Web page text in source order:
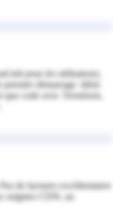
init pour les utilisateurs,
premier démarrage. Idéal
code avec Terraform,
de factures excédentaires
origines CDN, au